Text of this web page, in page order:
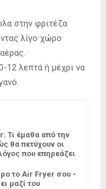
στην φριτέζα
λίγο χώρο
12 λεπτά ή μέχρι να
Τι έμαθα από την
θα πετύχουν οι
που επηρεάζει
το Air Fryer σου –
μαζί του